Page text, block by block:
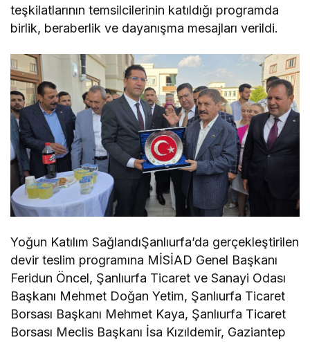
teşkilatlarının temsilcilerinin katıldığı programda
birlik, beraberlik ve dayanışma mesajları verildi.
Yoğun Katılım SağlandıŞanlıurfa’da gerçekleştirilen
devir teslim programına MİSİAD Genel Başkanı
Feridun Öncel, Şanlıurfa Ticaret ve Sanayi Odası
Başkanı Mehmet Doğan Yetim, Şanlıurfa Ticaret
Borsası Başkanı Mehmet Kaya, Şanlıurfa Ticaret
Borsası Meclis Başkanı İsa Kızıldemir, Gaziantep